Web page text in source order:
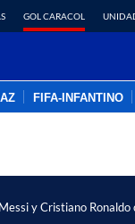
GOL CARACOL
FIFA-INFANTINO
y Cristiano